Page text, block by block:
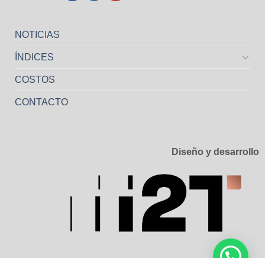
NOTICIAS
ÍNDICES
COSTOS
CONTACTO
Diseño y desarrollo